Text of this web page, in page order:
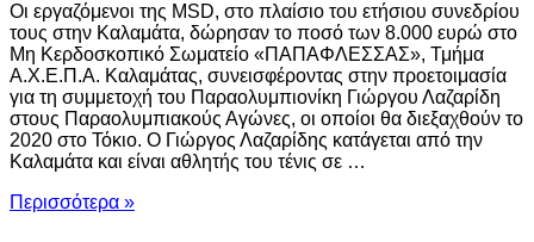
Οι εργαζόμενοι της MSD, στο πλαίσιο του ετήσιου συνεδρίου
τους στην Καλαμάτα, δώρησαν το ποσό των 8.000 ευρώ στο
Μη Κερδοσκοπικό Σωματείο «ΠΑΠΑΦΛΕΣΣΑΣ», Τμήμα
Α.Χ.Ε.Π.Α. Καλαμάτας, συνεισφέροντας στην προετοιμασία
για τη συμμετοχή του Παραολυμπιονίκη Γιώργου Λαζαρίδη
στους Παραολυμπιακούς Αγώνες, οι οποίοι θα διεξαχθούν το
2020 στο Τόκιο. Ο Γιώργος Λαζαρίδης κατάγεται από την
Καλαμάτα και είναι αθλητής του τένις σε …
Περισσότερα »